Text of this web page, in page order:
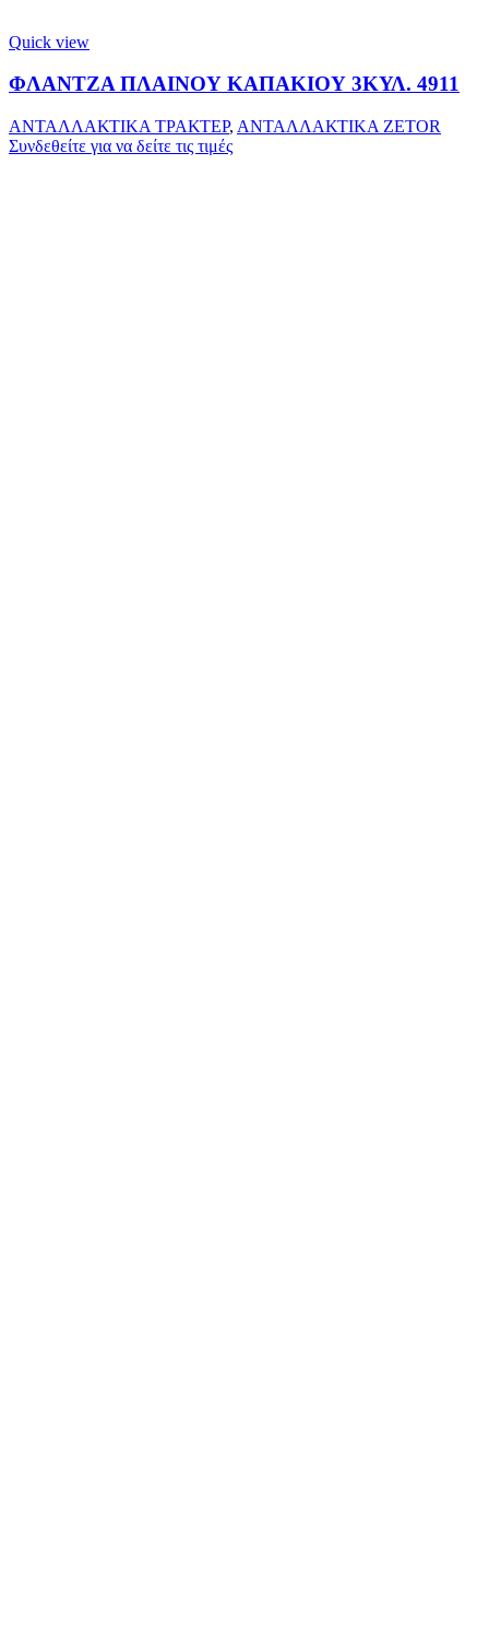
Quick view
ΦΛΑΝΤΖΑ ΠΛΑΙΝΟΥ ΚΑΠΑΚΙΟΥ 3ΚΥΛ. 4911
ΑΝΤΑΛΛΑΚΤΙΚΑ ΤΡΑΚΤΕΡ, ΑΝΤΑΛΛΑΚΤΙΚΑ ZETOR
Συνδεθείτε για να δείτε τις τιμές